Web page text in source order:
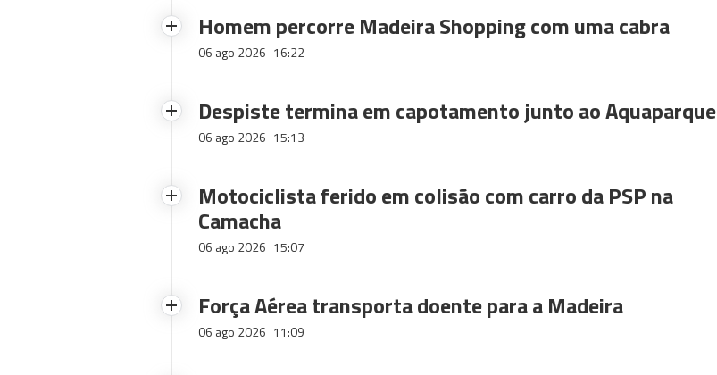
Homem percorre Madeira Shopping com uma cabra
06 ago 2026 16:22
Despiste termina em capotamento junto ao Aquaparque
06 ago 2026 15:13
Motociclista ferido em colisão com carro da PSP na
Camacha
06 ago 2026 15:07
Força Aérea transporta doente para a Madeira
06 ago 2026 11:09